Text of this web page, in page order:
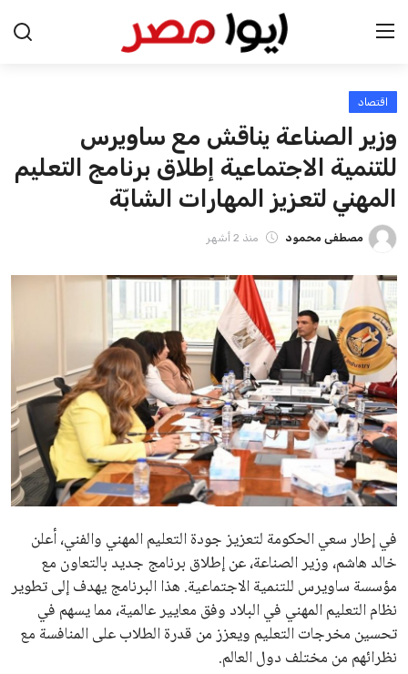
الرئيسية
اخبار مصر
عرب وعالم
اقتصاد
اخبار الرياضة
منوعات
فن وثقافة
علوم وتكنولوجيا
المرأة والجمال
محافظات
اقتصاد
وزير الصناعة يناقش مع ساويرس
للتنمية الاجتماعية إطلاق برنامج التعليم
المهني لتعزيز المهارات الشابّة
مصطفى محمود منذ 2 أشهر
في إطار سعي الحكومة لتعزيز جودة التعليم المهني والفني، أعلن
خالد هاشم، وزير الصناعة، عن إطلاق برنامج جديد بالتعاون مع
مؤسسة ساويرس للتنمية الاجتماعية. هذا البرنامج يهدف إلى تطوير
نظام التعليم المهني في البلاد وفق معايير عالمية، مما يسهم في
تحسين مخرجات التعليم ويعزز من قدرة الطلاب على المنافسة مع
نظرائهم من مختلف دول العالم.